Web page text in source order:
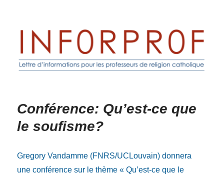
Inforprof
Conférence: Qu’est-ce que
le soufisme?
Gregory Vandamme (FNRS/UCLouvain) donnera
une conférence sur le thème « Qu’est-ce que le